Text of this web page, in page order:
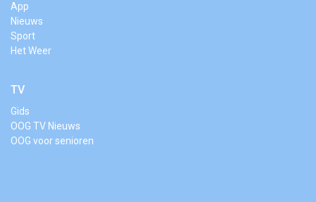
App
Nieuws
Sport
Het Weer
TV
Gids
OOG TV Nieuws
OOG voor senioren